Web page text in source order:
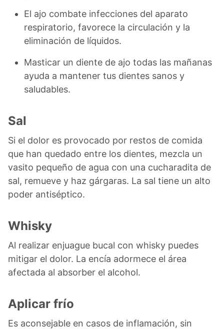
El ajo combate infecciones del aparato
respiratorio, favorece la circulación y la
eliminación de líquidos.
Masticar un diente de ajo todas las mañanas
ayuda a mantener tus dientes sanos y
saludables.
Sal
Si el dolor es provocado por restos de comida
que han quedado entre los dientes, mezcla un
vasito pequeño de agua con una cucharadita de
sal, remueve y haz gárgaras. La sal tiene un alto
poder antiséptico.
Whisky
Al realizar enjuague bucal con whisky puedes
mitigar el dolor. La encía adormece el área
afectada al absorber el alcohol.
Aplicar frío
Es aconsejable en casos de inflamación, sin